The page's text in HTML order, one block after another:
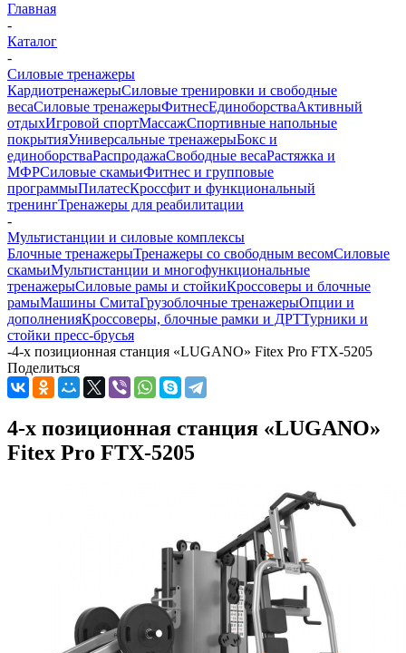
Главная
-
Каталог
-
Силовые тренажеры
КардиотренажерыСиловые тренировки и свободные
весаСиловые тренажерыФитнесЕдиноборстваАктивный
отдыхИгровой спортМассажСпортивные напольные
покрытияУниверсальные тренажерыБокс и
единоборстваРаспродажаСвободные весаРастяжка и
МФРСиловые скамьиФитнес и групповые
программыПилатесКроссфит и функциональный
тренингТренажеры для реабилитации
-
Мультистанции и силовые комплексы
Блочные тренажерыТренажеры со свободным весомСиловые
скамьиМультистанции и многофункциональные
тренажерыСиловые рамы и стойкиКроссоверы и блочные
рамыМашины СмитаГрузоблочные тренажерыОпции и
дополненияКроссоверы, блочные рамки и ДРТТурники и
стойки пресс-брусья
-4-х позиционная станция «LUGANO» Fitex Pro FTX-5205
Поделиться
4-х позиционная станция «LUGANO»
Fitex Pro FTX-5205